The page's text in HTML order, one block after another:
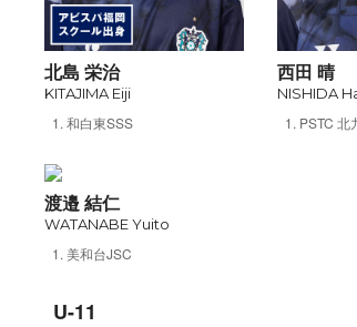
北島 栄治
KITAJIMA Eiji
和白東SSS
西田 晴
NISHIDA
PSTC 北
渡邉 結仁
WATANABE Yuito
美和台JSC
U-11